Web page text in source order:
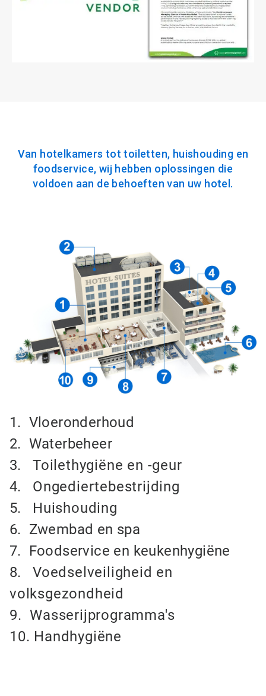
Van hotelkamers tot toiletten, huishouding en
foodservice, wij hebben oplossingen die
voldoen aan de behoeften van uw hotel.
1. Vloeronderhoud
2. Waterbeheer
3. Toilethygiëne en -geur
4. Ongediertebestrijding
5. Huishouding
6. Zwembad en spa
7. Foodservice en keukenhygiëne
8. Voedselveiligheid en
volksgezondheid
9. Wasserijprogramma's
10. Handhygiëne